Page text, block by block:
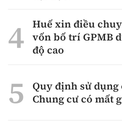
Huế xin điều
vốn bố trí GPMB
độ cao
Quy định sử
Chung cư có mất